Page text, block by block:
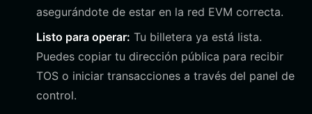
asegurándote de estar en la red EVM correcta.
Listo para operar: Tu billetera ya está lista.
Puedes copiar tu dirección pública para recibir
TOS o iniciar transacciones a través del panel de
control.